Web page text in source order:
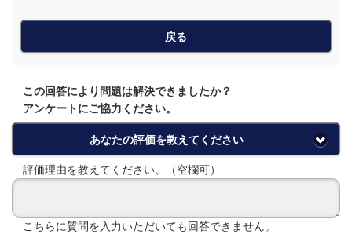
戻る
この回答により問題は解決できましたか？
アンケートにご協力ください。
あなたの評価を教えてください
評価理由を教えてください。（空欄可）
こちらに質問を入力いただいても回答できません。